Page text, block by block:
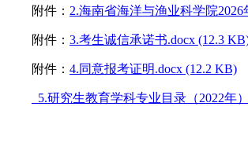
附件： 2.海南省海洋与渔业科学院
附件： 3.考生诚信承诺书.docx (12.3
附件： 4.同意报考证明.docx (12.2 KB)
5.研究生教育学科专业目录（2022年）